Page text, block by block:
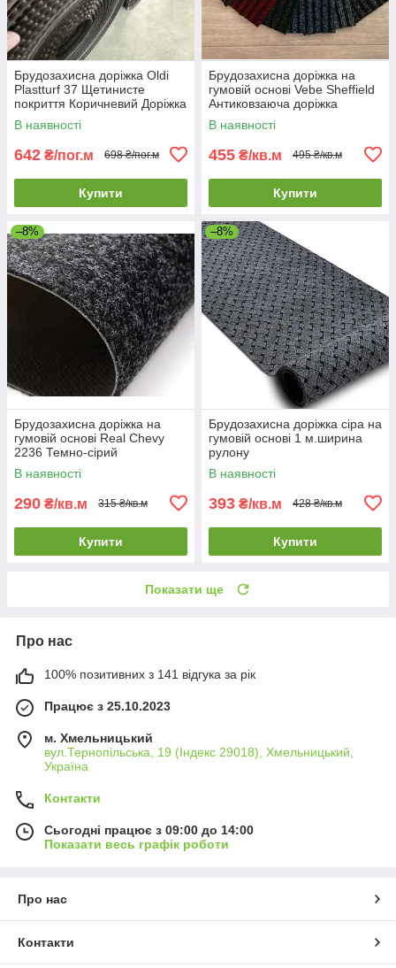
Брудозахисна доріжка Oldi
Plastturf 37 Щетинисте
покриття Коричневий Доріжка
щетиниста для магазину
В наявності
642 ₴/пог.м 698 ₴/пог.м
Купити
Брудозахисна доріжка на
гумовій основі Vebe Sheffield
Антиковзаюча доріжка
брудозахисна
В наявності
455 ₴/кв.м 495 ₴/кв.м
Купити
–8%
Брудозахисна доріжка на
гумовій основі Real Chevy
2236 Темно-сірий
Вологопоглинаюча
брудозахисна доріжка
В наявності
290 ₴/кв.м 315 ₴/кв.м
Купити
–8%
Брудозахисна доріжка сіра на
гумовій основі 1 м.ширина
рулону
В наявності
393 ₴/кв.м 428 ₴/кв.м
Купити
Показати ще
Про нас
100% позитивних з 141 відгука за рік
Працює з 25.10.2023
м. Хмельницький
вул.Тернопільська, 19 (Індекс 29018), Хмельницький,
Україна
Контакти
Сьогодні працює з 09:00 до 14:00
Показати весь графік роботи
Про нас
Контакти